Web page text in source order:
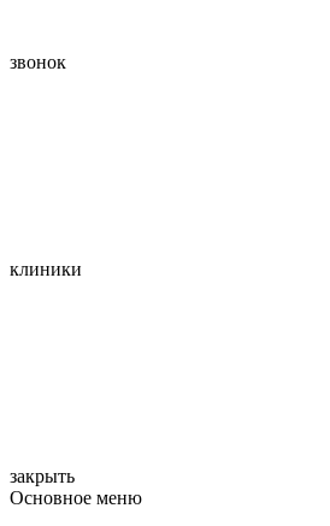
звонок
клиники
закрыть
Основное меню